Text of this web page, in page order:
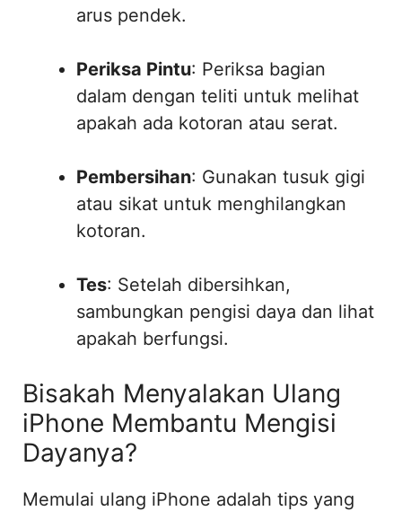
arus pendek.
Periksa Pintu: Periksa bagian
dalam dengan teliti untuk melihat
apakah ada kotoran atau serat.
Pembersihan: Gunakan tusuk gigi
atau sikat untuk menghilangkan
kotoran.
Tes: Setelah dibersihkan,
sambungkan pengisi daya dan lihat
apakah berfungsi.
Bisakah Menyalakan Ulang
iPhone Membantu Mengisi
Dayanya?
Memulai ulang iPhone adalah tips yang